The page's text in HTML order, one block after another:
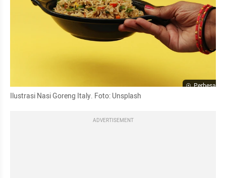
Perbesar
Ilustrasi Nasi Goreng Italy. Foto: Unsplash
ADVERTISEMENT